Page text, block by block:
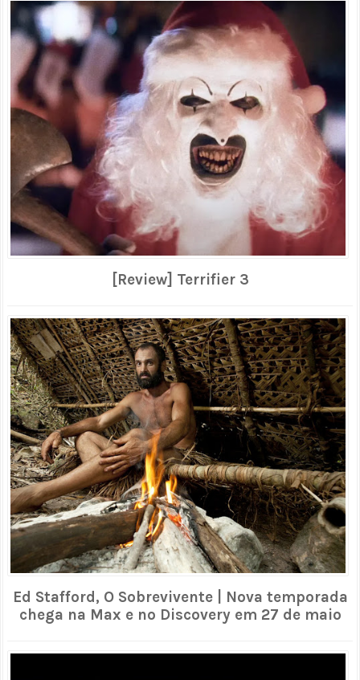
[Review] Terrifier 3
Ed Stafford, O Sobrevivente | Nova temporada
chega na Max e no Discovery em 27 de maio